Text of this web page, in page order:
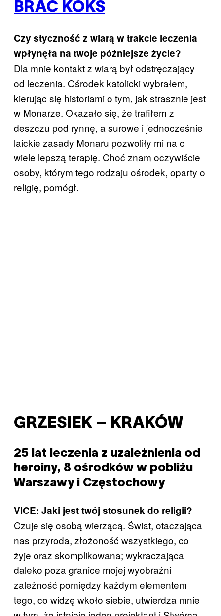
BRAĆ KOKS
Czy styczność z wiarą w trakcie leczenia
wpłynęła na twoje późniejsze życie?
Dla mnie kontakt z wiarą był odstręczający
od leczenia. Ośrodek katolicki wybrałem,
kierując się historiami o tym, jak strasznie jest
w Monarze. Okazało się, że trafiłem z
deszczu pod rynnę, a surowe i jednocześnie
laickie zasady Monaru pozwoliły mi na o
wiele lepszą terapię. Choć znam oczywiście
osoby, którym tego rodzaju ośrodek, oparty o
religię, pomógł.
GRZESIEK – KRAKÓW
25 lat leczenia z uzależnienia od
heroiny, 8 ośrodków w pobliżu
Warszawy i Częstochowy
VICE: Jaki jest twój stosunek do religii?
Czuje się osobą wierzącą. Świat, otaczająca
nas przyroda, złożoność wszystkiego, co
żyje oraz skomplikowana; wykraczająca
daleko poza granice mojej wyobraźni
zależność pomiędzy każdym elementem
tego, co widzę wkoło siebie, utwierdza mnie